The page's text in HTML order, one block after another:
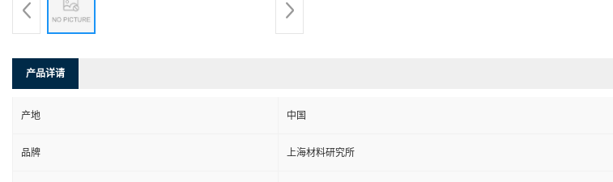
产品详请
产地 中国
品牌 上海材料研究所